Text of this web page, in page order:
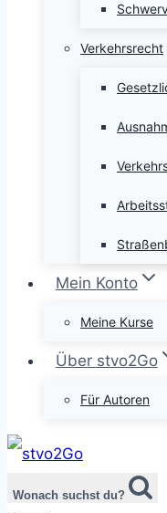
Verkehrsrecht
Mein Konto
Meine Kurse
Über stvo2Go
Für Autoren
Wonach suchst du?